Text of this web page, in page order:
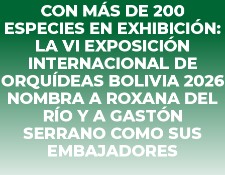
CON MÁS DE 200
ESPECIES EN EXHIBICIÓN:
LA VI EXPOSICIÓN
INTERNACIONAL DE
ORQUÍDEAS BOLIVIA 2026
NOMBRA A ROXANA DEL
RÍO Y A GASTÓN
SERRANO COMO SUS
EMBAJADORES